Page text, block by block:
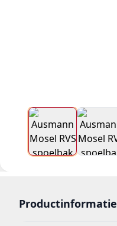
Productinformatie